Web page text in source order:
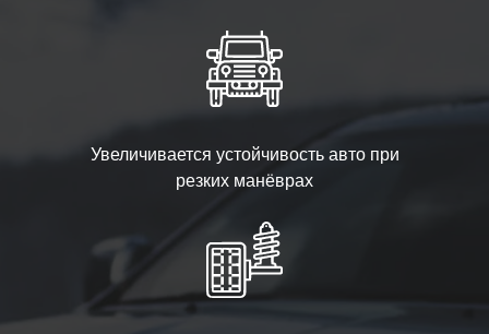
Увеличивается устойчивость авто при
резких манёврах